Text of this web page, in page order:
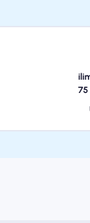
75